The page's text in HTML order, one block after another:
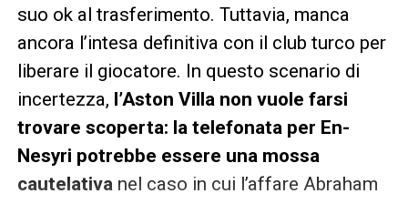
suo ok al trasferimento. Tuttavia, manca
ancora l’intesa definitiva con il club turco per
liberare il giocatore. In questo scenario di
incertezza, l’Aston Villa non vuole farsi
trovare scoperta: la telefonata per En-
Nesyri potrebbe essere una mossa
cautelativa nel caso in cui l’affare Abraham